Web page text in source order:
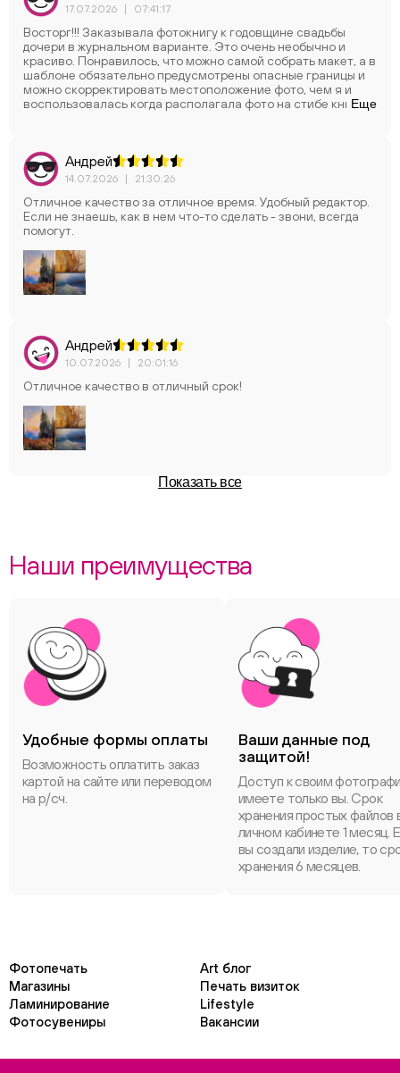
17.07.2026 | 07:41:17
Восторг!!! Заказывала фотокнигу к годовщине свадьбы
дочери в журнальном варианте. Это очень необычно и
красиво. Понравилось, что можно самой собрать макет, а в
шаблоне обязательно предусмотрены опасные границы и
можно скорректировать местоположение фото, чем я и
воспользовалась когда располагала фото на стибе книги.Еще
Андрей
14.07.2026 | 21:30:26
Отличное качество за отличное время. Удобный редактор.
Если не знаешь, как в нем что-то сделать - звони, всегда
помогут.
Андрей
10.07.2026 | 20:01:16
Отличное качество в отличный срок!
Показать все
Наши преимущества
Удобные формы оплаты
Возможность оплатить заказ
картой на сайте или переводом
на р/сч.
Ваши данные под
защитой!
Доступ к своим
имеете только вы. Срок
хранения простых файлов
личном кабинете 1 месяц.
вы создали изделие, то
хранения 6 месяцев.
Фотопечать
Art блог
Магазины
Печать визиток
Ламинирование
Lifestyle
Фотосувениры
Вакансии